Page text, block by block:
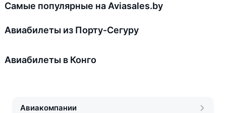
Самые популярные на Aviasales.by
Авиабилеты из Порту-Сегуру
Авиабилеты в Конго
Авиакомпании